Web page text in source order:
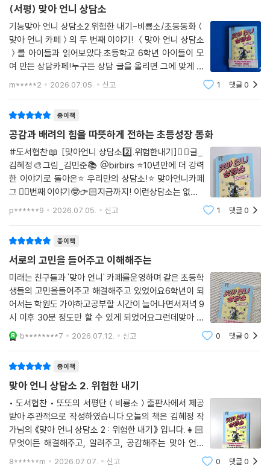
머지 운영진을 설득한다. 아이들은 결국 파수꾼이 되어 각자 반 아이들을
살피고 조로의 정체를 찾기로 결심한다. 조로는 대체 누구일까? 무엇 때문
에 그 누구에게도 진실을 말하지 못하는 걸까? 조로가 카페에 남기는 글들
은 어쩌면 자신을 찾아 주길 바라는 단서가 적힌 지도일지도 모른다.
을 답답해하다가, 단짝인 은별이와 세나와 함께 맞아 언니 카페를 만들기
로 한다. 아무도 알아주지 않는다면 자신들이 그런 존재가 되어 다른 사람
들의 고민을 들어 주기로 한 것이다. 카페가 점차 입소문이 나면서 가입자
수가 많아지자, 미래의 옆 반 남자아이 선우까지 영입되어 운영진이 모두
네 명이 된다. 그런데 어느 날, 학교 앞 문구점 아주머니가 누군가가 쏜 비
비탄 총 때문에 넘어져 크게 다치게 되고, 아이들은 그 범인이 바로 카페 회
원이라는 정황을 알게 되며 혼란에 빠지게 되는데…….
· 경기도학교도서관사서협의회 추천 도서, 국립어린이청소년도서관 추천
도서,
· 아침독서 추천 도서, 어린이도서연구회 추천 도서,
· 줏대있는 어린이 추천 도서, 학교도서관사서협의회 추천 도서
(서평) 맞아 언니 상담소
기능맞아 언니 상담소2.위험한 내기-비룡소/초등동화＜
맞아 언니 카페＞의 두 번째 이야기! ＜맞아 언니 상담소
＞를 아이들과 읽어보았다.초등학교 6학년 아이들이 모
여 만든 상담카페!누구든 상담 글을 올리면 그에 맞게 마
음을 어루만지고 달래주는 댓글을 남겨주는 ‘맞아 언니 카
m*****2 2026.07.05. 신고 1 댓글0
종이책
공감과 배려의 힘을 따뜻하게 전하는 초등성장 동화
#도서협찬📖 [맞아언니 상담소2️⃣.위험한내기]✍🏻글_
김혜정🎨그림_김민준📚 @birbirs ⭐️10년만에 더 강력
한 이야기로 돌아온⭐️우리만의 상담소!⭐️맞아언니카페
그 ✌🏻번째 이야기🤓👉🏻지금까지! 이런상담소는 없었다
👈🏻몇 년 후면 6학년이 되는 3학년 리원이와 함께 읽으
며 나 자신의 마음과 친구의 마음을 돌아보고 이해하며 공
p******9 2026.07.05. 신고 1 댓글0
종이책
서로의 고민을 들어주고 이해해주는
미래는 친구들과 '맞아 언니' 카페를운영하며 같은 초등학
생들의 고민을들어주고 해결해주고 있었어요6학년이 되
어서는 학원도 가야하고공부할 시간이 늘어나면서저녁 9
시 이후 30분 정도만 할 수 있게 되었어요그런데맞아 언
니를 비웃는 '조로'라는같은 학년이 등장하면서 자신의 고
민을해결하지 못하면 카페를 폐쇄하라고으름장을 놓았어
b********7 2026.07.12. 신고 0 댓글0
종이책
맞아 언니 상담소 2. 위험한 내기
• 도서협찬 • 또또의 서평단＜비룡소＞출판사에서 제공
받아 주관적으로 작성하였습니다.오늘의 책은 김혜정 작
가님의 《맞아 언니 상담소 2 : 위험한 내기》 입니다.👧🏻
무엇이든 해결해주고, 알려주고, 공감해주는 맞아 언니
상담소. ‘조로’도 맞아 언니 상담소의 도움으로 문제거 해
8******m 2026.07.07. 신고 0 댓글0